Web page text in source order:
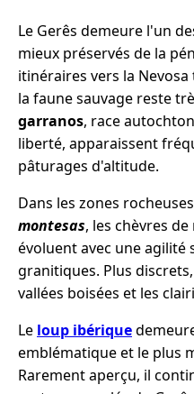
Le Gerês demeure l'un
mieux préservés de la
itinéraires vers la
la faune sauvage reste
garranos, race
liberté, apparaissent
pâturages d'altitude.
Dans les zones
montesas, les chèvres
évoluent avec une agilité
granitiques. Plus
vallées boisées et les
Le loup ibérique
emblématique et le plus
Rarement aperçu, il